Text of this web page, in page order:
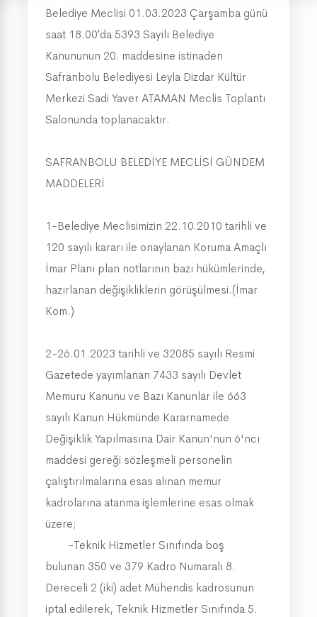
Belediye Meclisi 01.03.2023 Çarşamba günü
saat 18.00′da 5393 Sayılı Belediye
Kanununun 20. maddesine istinaden
Safranbolu Belediyesi Leyla Dizdar Kültür
Merkezi Sadi Yaver ATAMAN Meclis Toplantı
Salonunda toplanacaktır.
SAFRANBOLU BELEDİYE MECLİSİ GÜNDEM
MADDELERİ
1-Belediye Meclisimizin 22.10.2010 tarihli ve
120 sayılı kararı ile onaylanan Koruma Amaçlı
İmar Planı plan notlarının bazı hükümlerinde,
hazırlanan değişikliklerin görüşülmesi.(İmar
Kom.)
2-26.01.2023 tarihli ve 32085 sayılı Resmi
Gazetede yayımlanan 7433 sayılı Devlet
Memuru Kanunu ve Bazı Kanunlar ile 663
sayılı Kanun Hükmünde Kararnamede
Değişiklik Yapılmasına Dair Kanun'nun 6'ncı
maddesi gereği sözleşmeli personelin
çalıştırılmalarına esas alınan memur
kadrolarına atanma işlemlerine esas olmak
üzere;
-Teknik Hizmetler Sınıfında boş
bulunan 350 ve 379 Kadro Numaralı 8.
Dereceli 2 (iki) adet Mühendis kadrosunun
iptal edilerek, Teknik Hizmetler Sınıfında 5.